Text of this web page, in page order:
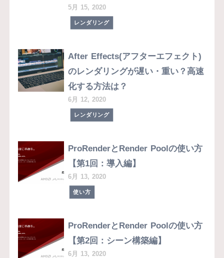
5月 15, 2020
レンダリング
After Effects(アフターエフェクト)
のレンダリングが遅い・重い？高速
化する方法は？
6月 12, 2020
レンダリング
ProRenderとRender Poolの使い方
【第1回：導入編】
6月 13, 2020
使い方
ProRenderとRender Poolの使い方
【第2回：シーン構築編】
6月 13, 2020